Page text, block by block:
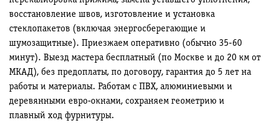
восстановление швов, изготовление и установка
стеклопакетов (включая энергосберегающие и
шумозащитные). Приезжаем оперативно (обычно 35-60
минут). Выезд мастера бесплатный (по Москве и до 20 км от
МКАД), без предоплаты, по договору, гарантия до 5 лет на
работы и материалы. Работам с ПВХ, алюминиевыми и
деревянными евро‑окнами, сохраняем геометрию и
плавный ход фурнитуры.